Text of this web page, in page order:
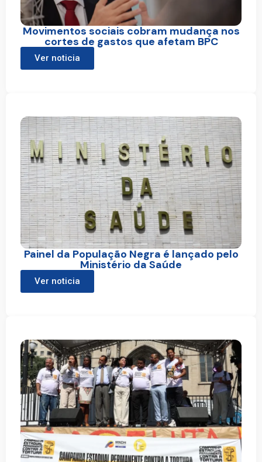
Movimentos sociais cobram mudança nos
cortes de gastos que afetam BPC
Ver noticia
Painel da População Negra é lançado pelo
Ministério da Saúde
Ver noticia